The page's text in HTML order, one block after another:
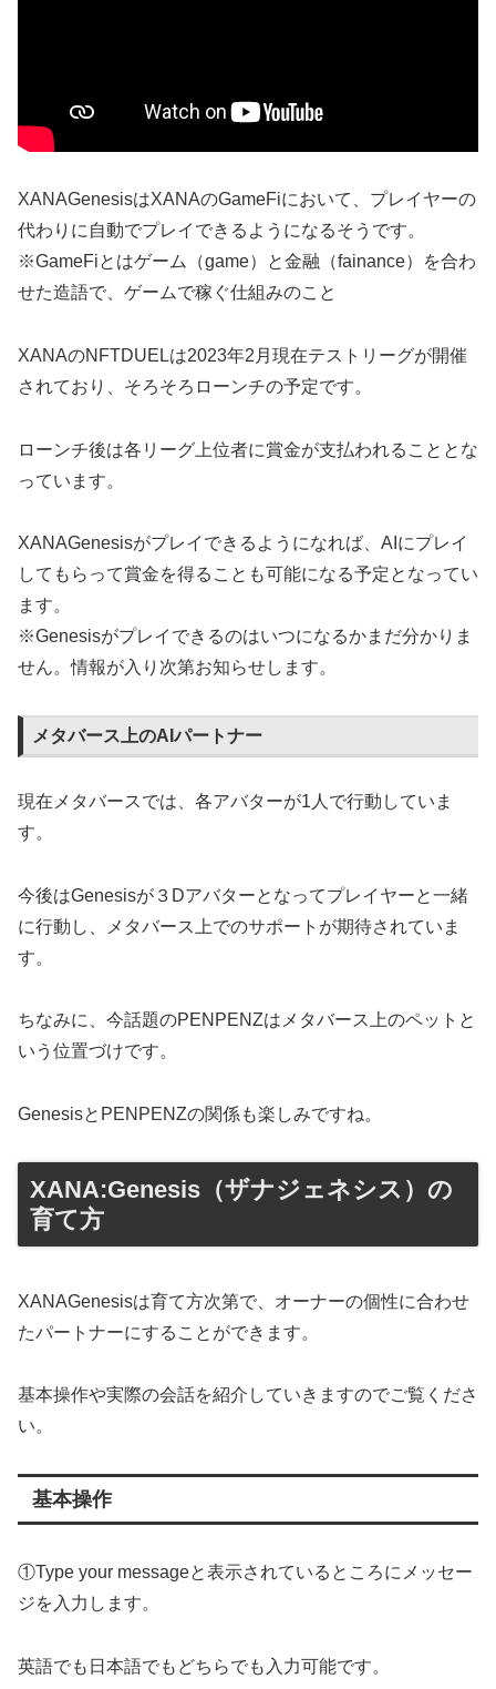
XANAGenesisはXANAのGameFiにおいて、プレイヤーの
代わりに自動でプレイできるようになるそうです。
※GameFiとはゲーム（game）と金融（fainance）を合わ
せた造語で、ゲームで稼ぐ仕組みのこと
XANAのNFTDUELは2023年2月現在テストリーグが開催
されており、そろそろローンチの予定です。
ローンチ後は各リーグ上位者に賞金が支払われることとな
っています。
XANAGenesisがプレイできるようになれば、AIにプレイ
してもらって賞金を得ることも可能になる予定となってい
ます。
※Genesisがプレイできるのはいつになるかまだ分かりま
せん。情報が入り次第お知らせします。
メタバース上のAIパートナー
現在メタバースでは、各アバターが1人で行動していま
す。
今後はGenesisが３Dアバターとなってプレイヤーと一緒
に行動し、メタバース上でのサポートが期待されていま
す。
ちなみに、今話題のPENPENZはメタバース上のペットと
いう位置づけです。
GenesisとPENPENZの関係も楽しみですね。
XANA:Genesis（ザナジェネシス）の
育て方
XANAGenesisは育て方次第で、オーナーの個性に合わせ
たパートナーにすることができます。
基本操作や実際の会話を紹介していきますのでご覧くださ
い。
基本操作
①Type your messageと表示されているところにメッセー
ジを入力します。
英語でも日本語でもどちらでも入力可能です。